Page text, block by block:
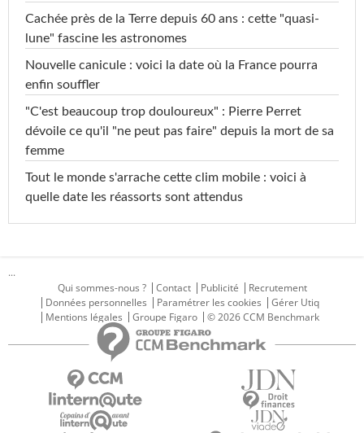
Cachée près de la Terre depuis 60 ans : cette "quasi-
lune" fascine les astronomes
Nouvelle canicule : voici la date où la France pourra
enfin souffler
"C'est beaucoup trop douloureux" : Pierre Perret
dévoile ce qu'il "ne peut pas faire" depuis la mort de sa
femme
Tout le monde s'arrache cette clim mobile : voici à
quelle date les réassorts sont attendus
...
Qui sommes-nous ?
Contact Publicité
Recrutement
Données personnelles
Paramétrer les cookies
Gérer Utiq
Mentions légales
Groupe Figaro © 2026 CCM Benchmark